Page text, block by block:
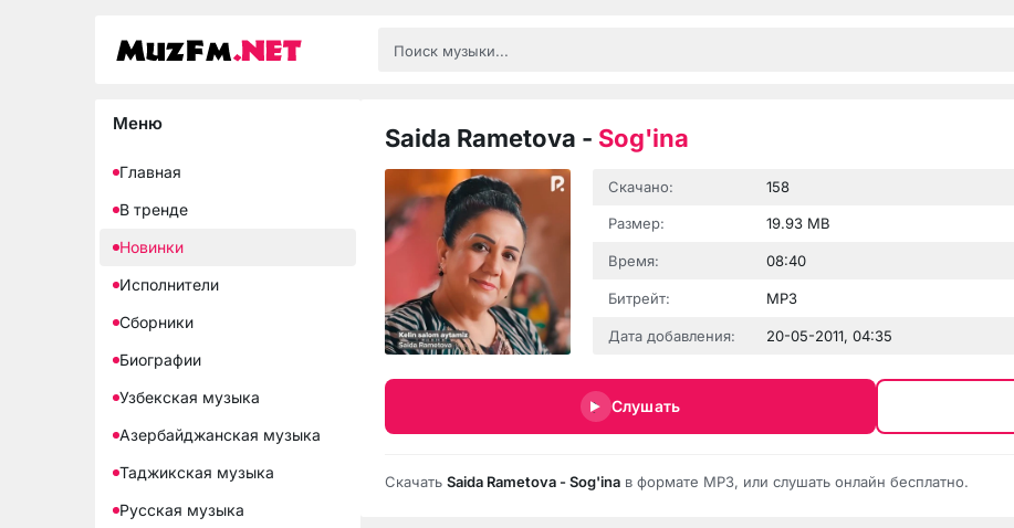
Меню
Главная
В тренде
Новинки
Исполнители
Сборники
Биографии
Узбекская музыка
Азербайджанская музыка
Таджикская музыка
Русская музыка
Saida Rametova - Sog'ina
Скачано: 158
Размер: 19.93 MB
Время: 08:40
Битрейт: MP3
Дата добавления: 20-05-2011, 04:35
Слушать
Скачать Saida Rametova - Sog'ina в формате MP3, или слушать онлайн бесплатно.